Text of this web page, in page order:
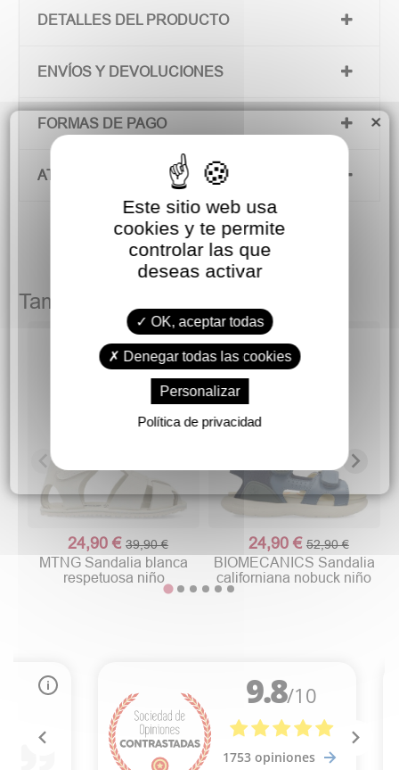
DETALLES DEL PRODUCTO
ENVÍOS Y DEVOLUCIONES
FORMAS DE PAGO
ATENCIÓN AL CLIENTE
También podría gustarte
24,90 €39,90 €
MTNG Sandalia blanca
respetuosa niño
24,90 € 52,90 €
BIOMECANICS Sandalia
californiana nobuck niño
×
Este sitio web usa
cookies y te permite
controlar las que
deseas activar
OK, aceptar todas
Denegar todas las cookies
Personalizar
Política de privacidad